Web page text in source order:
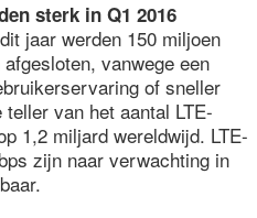
sterk in Q1 2016
jaar werden 150 miljoen
vanwege een
of sneller
van het aantal LTE-
1,2 miljard wereldwijd. LTE-
zijn naar verwachting in